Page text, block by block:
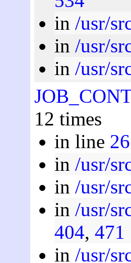
in /usr/
in /usr/
in /usr/
12 times
in line 26
in /usr/
in /usr/
in /usr/
404, 471
in /usr/